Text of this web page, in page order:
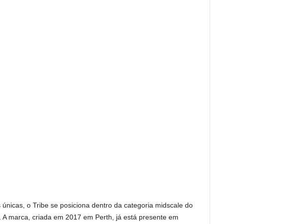
o Tribe se posiciona dentro da categoria midscale do
marca, criada em 2017 em Perth, já está presente em